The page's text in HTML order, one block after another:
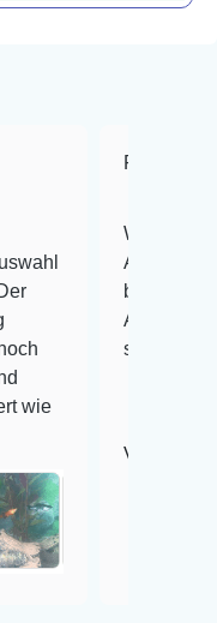
Frank Hackmayer
Warenanlieferung
Auswahl plus
befinden der Fische
Alles ist quick
super Zustand. Gerne
Veröffentlicht auf